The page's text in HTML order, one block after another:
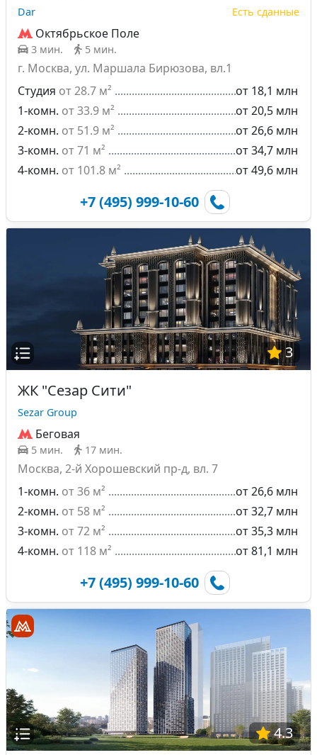
Dar Есть сданные
Октябрьское Поле
3 мин. 5 мин.
г. Москва, ул. Маршала Бирюзова, вл.1
Студия от 28.7 м²
от 18,1 млн
1-комн. от 33.9 м²
от 20,5 млн
2-комн. от 51.9 м²
от 26,6 млн
3-комн. от 71 м²
от 34,7 млн
4-комн. от 101.8 м² от 49,6 млн
+7 (495) 999-10-60
3
ЖК "Сезар Сити"
Sezar Group
Беговая
5 мин. 17 мин.
Москва, 2-й Хорошевский пр-д, вл. 7
1-комн. от 36 м²
от 26,6 млн
2-комн. от 58 м²
от 32,7 млн
3-комн. от 72 м²
от 35,3 млн
4-комн. от 118 м² от 81,1 млн
+7 (495) 999-10-60
4.3